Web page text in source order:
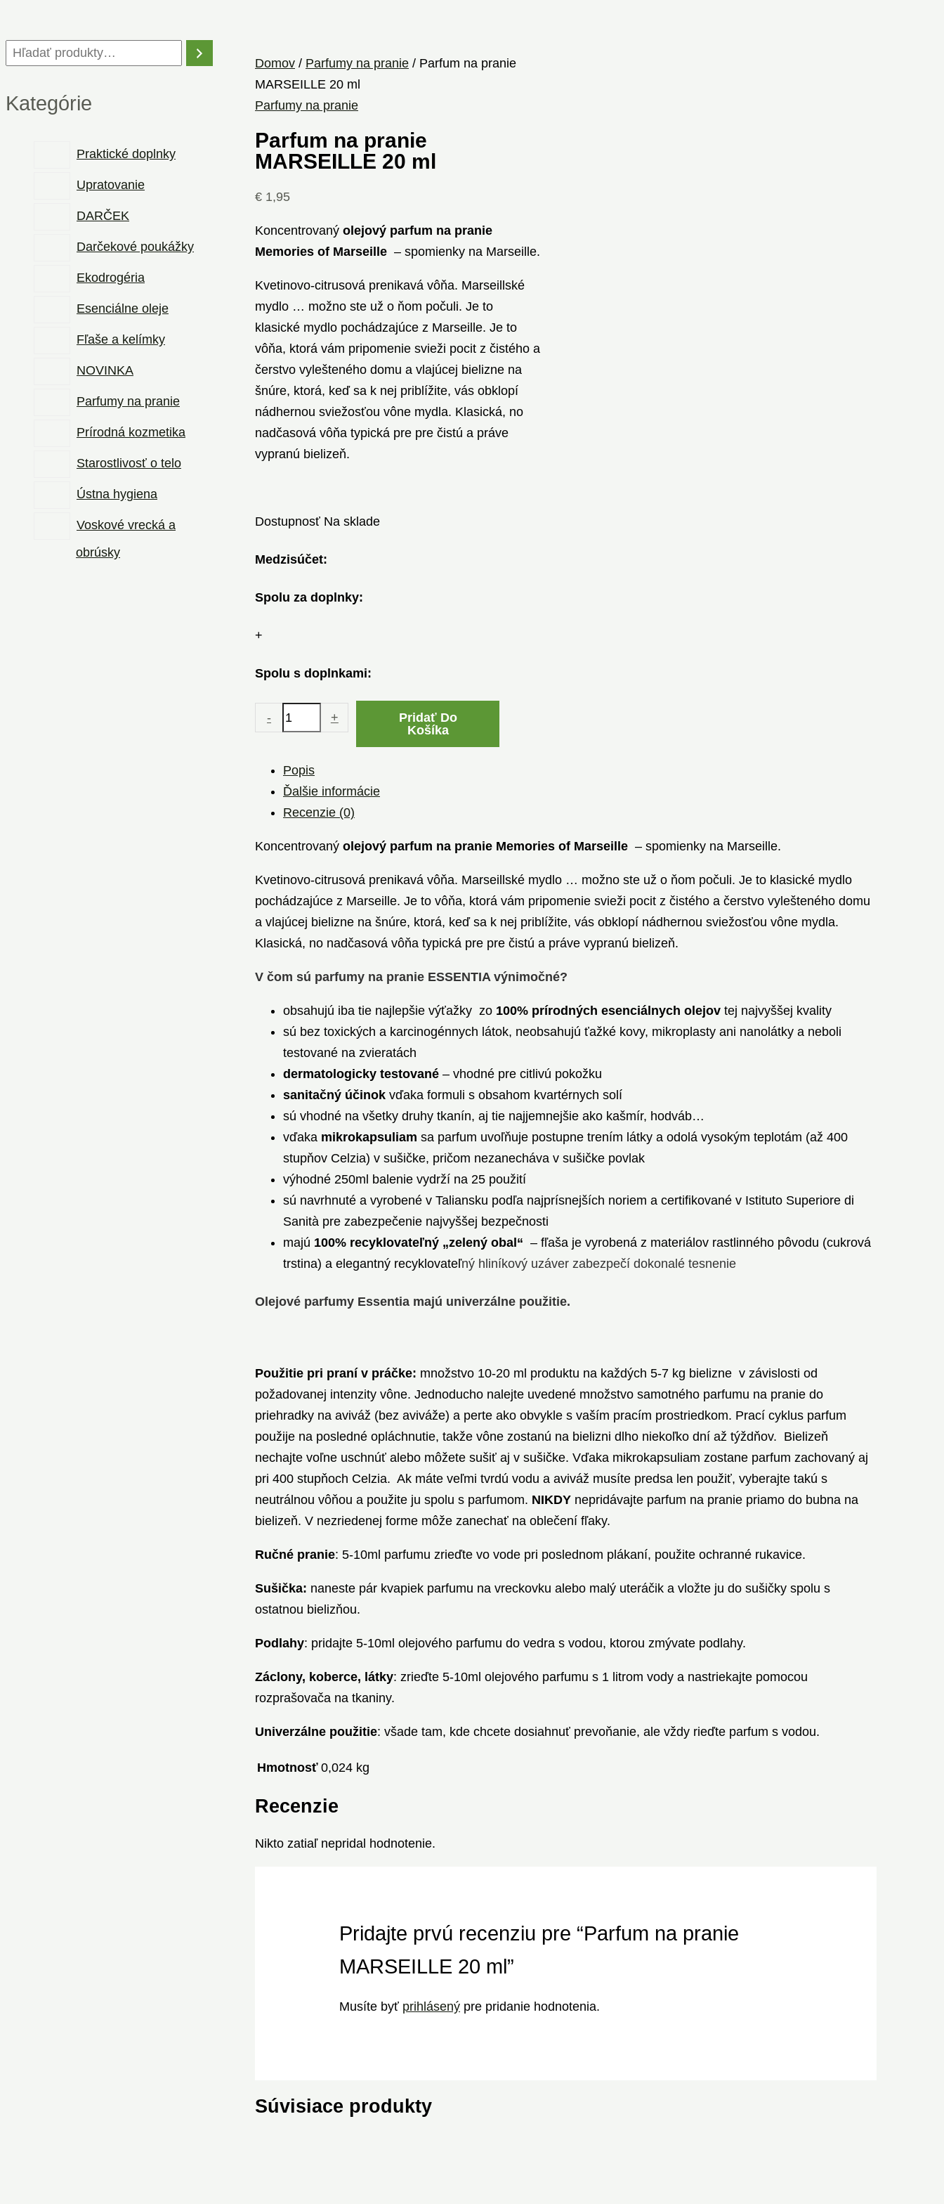
Kategórie
Praktické doplnky
Upratovanie
DARČEK
Darčekové poukážky
Ekodrogéria
Esenciálne oleje
Fľaše a kelímky
NOVINKA
Parfumy na pranie
Prírodná kozmetika
Starostlivosť o telo
Ústna hygiena
Voskové vrecká a
obrúsky
Domov / Parfumy na pranie / Parfum na pranie
MARSEILLE 20 ml
Parfumy na pranie
Parfum na pranie
MARSEILLE 20 ml
€ 1,95
Koncentrovaný olejový parfum na pranie
Memories of Marseille – spomienky na Marseille.
Kvetinovo-citrusová prenikavá vôňa. Marseillské
mydlo … možno ste už o ňom počuli. Je to
klasické mydlo pochádzajúce z Marseille. Je to
vôňa, ktorá vám pripomenie svieži pocit z čistého a
čerstvo vylešteného domu a vlajúcej bielizne na
šnúre, ktorá, keď sa k nej priblížite, vás obklopí
nádhernou sviežosťou vône mydla. Klasická, no
nadčasová vôňa typická pre pre čistú a práve
vypranú bielizeň.
Dostupnosť Na sklade
Medzisúčet:
Spolu za doplnky:
+
Spolu s doplnkami:
- +
Pridať Do
Košíka
Popis
Ďalšie informácie
Recenzie (0)
Koncentrovaný olejový parfum na pranie Memories of Marseille – spomienky na Marseille.
Kvetinovo-citrusová prenikavá vôňa. Marseillské mydlo … možno ste už o ňom počuli. Je to klasické mydlo
pochádzajúce z Marseille. Je to vôňa, ktorá vám pripomenie svieži pocit z čistého a čerstvo vylešteného domu
a vlajúcej bielizne na šnúre, ktorá, keď sa k nej priblížite, vás obklopí nádhernou sviežosťou vône mydla.
Klasická, no nadčasová vôňa typická pre pre čistú a práve vypranú bielizeň.
V čom sú parfumy na pranie ESSENTIA výnimočné?
obsahujú iba tie najlepšie výťažky zo 100% prírodných esenciálnych olejov tej najvyššej kvality
sú bez toxických a karcinogénnych látok, neobsahujú ťažké kovy, mikroplasty ani nanolátky a neboli
testované na zvieratách
dermatologicky testované – vhodné pre citlivú pokožku
sanitačný účinok vďaka formuli s obsahom kvartérnych solí
sú vhodné na všetky druhy tkanín, aj tie najjemnejšie ako kašmír, hodváb…
vďaka mikrokapsuliam sa parfum uvoľňuje postupne trením látky a odolá vysokým teplotám (až 400
stupňov Celzia) v sušičke, pričom nezanecháva v sušičke povlak
výhodné 250ml balenie vydrží na 25 použití
sú navrhnuté a vyrobené v Taliansku podľa najprísnejších noriem a certifikované v Istituto Superiore di
Sanità pre zabezpečenie najvyššej bezpečnosti
majú 100% recyklovateľný „zelený obal“ – fľaša je vyrobená z materiálov rastlinného pôvodu (cukrová
trstina) a elegantný recyklovateľný hliníkový uzáver zabezpečí dokonalé tesnenie
Olejové parfumy Essentia majú univerzálne použitie.
Použitie pri praní v práčke: množstvo 10-20 ml produktu na každých 5-7 kg bielizne v závislosti od
požadovanej intenzity vône. Jednoducho nalejte uvedené množstvo samotného parfumu na pranie do
priehradky na aviváž (bez aviváže) a perte ako obvykle s vaším pracím prostriedkom. Prací cyklus parfum
použije na posledné opláchnutie, takže vône zostanú na bielizni dlho niekoľko dní až týždňov. Bielizeň
nechajte voľne uschnúť alebo môžete sušiť aj v sušičke. Vďaka mikrokapsuliam zostane parfum zachovaný aj
pri 400 stupňoch Celzia. Ak máte veľmi tvrdú vodu a aviváž musíte predsa len použiť, vyberajte takú s
neutrálnou vôňou a použite ju spolu s parfumom. NIKDY nepridávajte parfum na pranie priamo do bubna na
bielizeň. V nezriedenej forme môže zanechať na oblečení fľaky.
Ručné pranie: 5-10ml parfumu zrieďte vo vode pri poslednom plákaní, použite ochranné rukavice.
Sušička: naneste pár kvapiek parfumu na vreckovku alebo malý uteráčik a vložte ju do sušičky spolu s
ostatnou bielizňou.
Podlahy: pridajte 5-10ml olejového parfumu do vedra s vodou, ktorou zmývate podlahy.
Záclony, koberce, látky: zrieďte 5-10ml olejového parfumu s 1 litrom vody a nastriekajte pomocou
rozprašovača na tkaniny.
Univerzálne použitie: všade tam, kde chcete dosiahnuť prevoňanie, ale vždy rieďte parfum s vodou.
Hmotnosť 0,024 kg
Recenzie
Nikto zatiaľ nepridal hodnotenie.
Pridajte prvú recenziu pre “Parfum na pranie
MARSEILLE 20 ml”
Musíte byť prihlásený pre pridanie hodnotenia.
Súvisiace produkty